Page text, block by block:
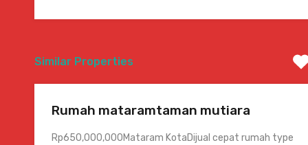
Similar Properties
Rumah mataramtaman mutiara
Rp650,000,000Mataram KotaDijual cepat rumah type